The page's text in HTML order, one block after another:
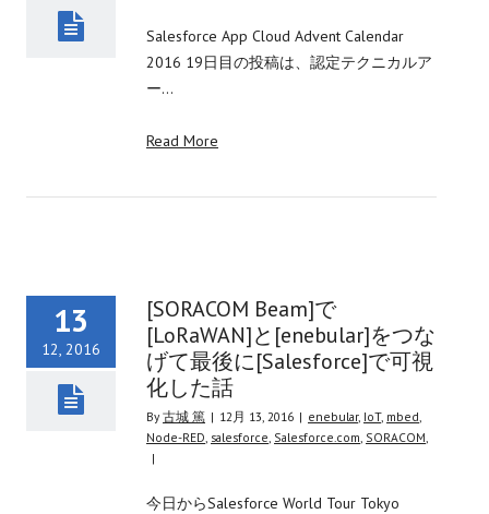
Salesforce App Cloud Advent Calendar
2016 19日目の投稿は、認定テクニカルア
ー…
Read More
13
12, 2016
[SORACOM Beam]で
[LoRaWAN]と[enebular]をつな
げて最後に[Salesforce]で可視
化した話
By 古城 篤 | 12月 13, 2016 | enebular, IoT, mbed,
Node-RED, salesforce, Salesforce.com, SORACOM,
|
今日からSalesforce World Tour Tokyo